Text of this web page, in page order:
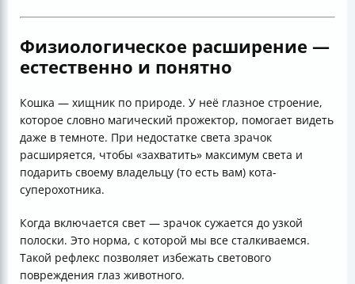
Физиологическое расширение —
естественно и понятно
Кошка — хищник по природе. У неё глазное строение,
которое словно магический прожектор, помогает видеть
даже в темноте. При недостатке света зрачок
расширяется, чтобы «захватить» максимум света и
подарить своему владельцу (то есть вам) кота-
суперохотника.
Когда включается свет — зрачок сужается до узкой
полоски. Это норма, с которой мы все сталкиваемся.
Такой рефлекс позволяет избежать светового
повреждения глаз животного.